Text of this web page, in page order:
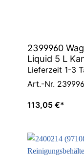
2399960
Liquid 5 L
Lieferzeit 1-3
Art.-Nr.
113,05 €*